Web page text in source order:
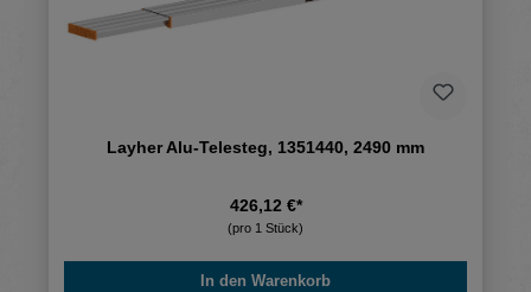
Layher Alu-Telesteg, 1351440, 2490 mm
426,12 €*
(pro 1 Stück)
In den Warenkorb